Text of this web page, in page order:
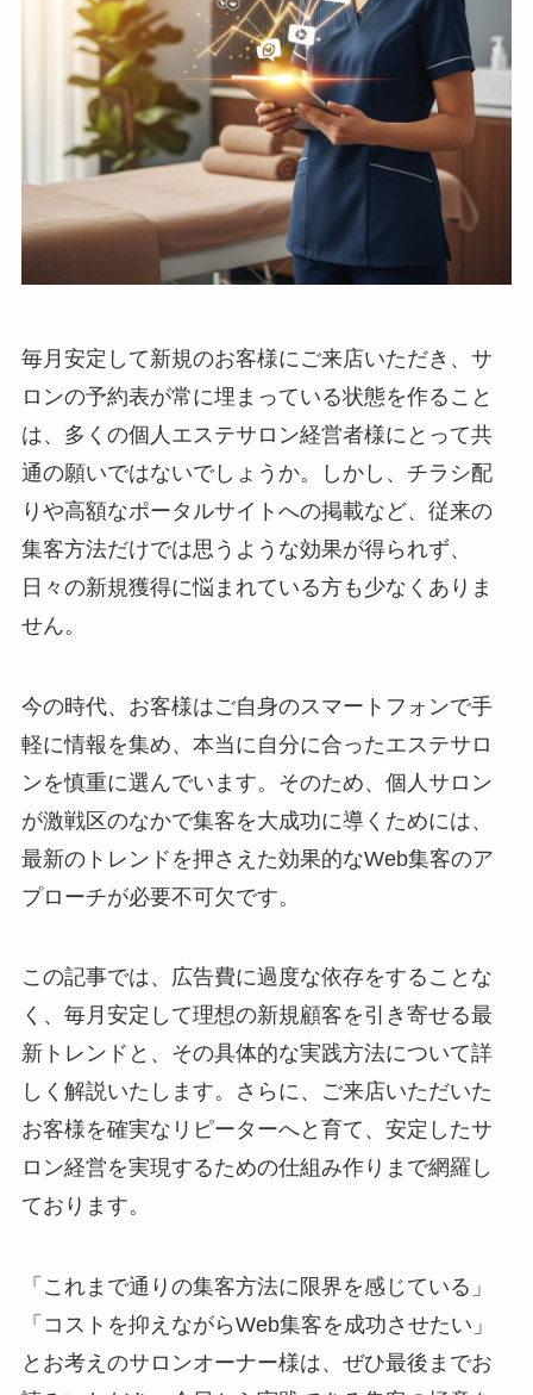
毎月安定して新規のお客様にご来店いただき、サ
ロンの予約表が常に埋まっている状態を作ること
は、多くの個人エステサロン経営者様にとって共
通の願いではないでしょうか。しかし、チラシ配
りや高額なポータルサイトへの掲載など、従来の
集客方法だけでは思うような効果が得られず、
日々の新規獲得に悩まれている方も少なくありま
せん。
今の時代、お客様はご自身のスマートフォンで手
軽に情報を集め、本当に自分に合ったエステサロ
ンを慎重に選んでいます。そのため、個人サロン
が激戦区のなかで集客を大成功に導くためには、
最新のトレンドを押さえた効果的なWeb集客のア
プローチが必要不可欠です。
この記事では、広告費に過度な依存をすることな
く、毎月安定して理想の新規顧客を引き寄せる最
新トレンドと、その具体的な実践方法について詳
しく解説いたします。さらに、ご来店いただいた
お客様を確実なリピーターへと育て、安定したサ
ロン経営を実現するための仕組み作りまで網羅し
ております。
「これまで通りの集客方法に限界を感じている」
「コストを抑えながらWeb集客を成功させたい」
とお考えのサロンオーナー様は、ぜひ最後までお